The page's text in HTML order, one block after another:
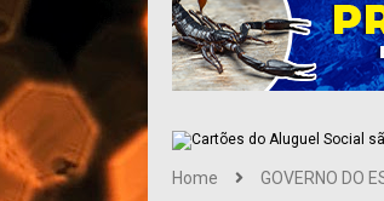
Home GOVERNO DO